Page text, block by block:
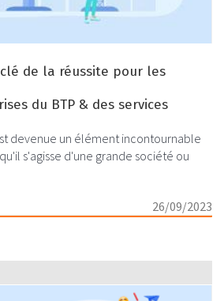
de la réussite pour les
du BTP & des services
devenue un élément incontournable
s'agisse d'une grande société ou
26/09/2023